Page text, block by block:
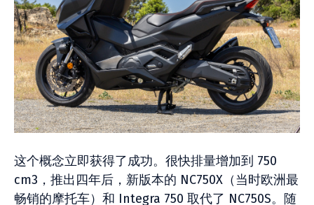
这个概念立即获得了成功。很快排量增加到 750
cm3，推出四年后，新版本的 NC750X（当时欧洲最
畅销的摩托车）和 Integra 750 取代了 NC750S。随